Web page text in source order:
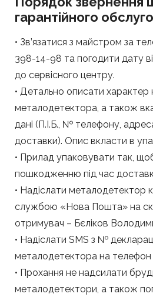
гарантійного
• Зв’язатися з майстром за
398-14-98 та погодити дату
до сервісного центру.
• Детально описати характер
металодетектора, а також
дані (П.І.Б., № телефону,
доставки). Опис вкласти в
• Прилад упаковувати так,
пошкодженню під час
• Надіслати металодетектор
службою «Нова Пошта» на
отримувач – Бєліков
• Надіслати SMS з №
металодетектора на
• Прохання не надсилати
металодетектори, а також